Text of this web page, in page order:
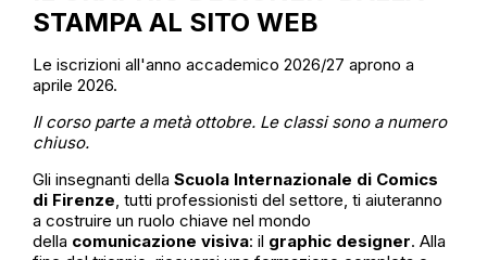
STAMPA AL SITO WEB
Le iscrizioni all'anno accademico 2026/27 aprono a
aprile 2026.
Il corso parte a metà ottobre. Le classi sono a numero
chiuso.
Gli insegnanti della Scuola Internazionale di Comics
di Firenze , tutti professionisti del settore, ti aiuteranno
a costruire un ruolo chiave nel mondo
della comunicazione visiva: il graphic designer. Alla